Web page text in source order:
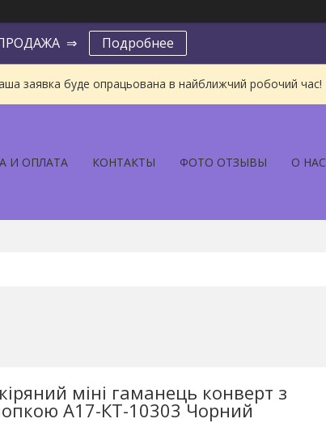
⇒ Подробнее
заявка буде опрацьована в найближчий робочий час!
И ОПЛАТА КОНТАКТЫ ФОТО ОТЗЫВЫ О НАС
міні гаманець конверт з
А17-КТ-10303 Чорний